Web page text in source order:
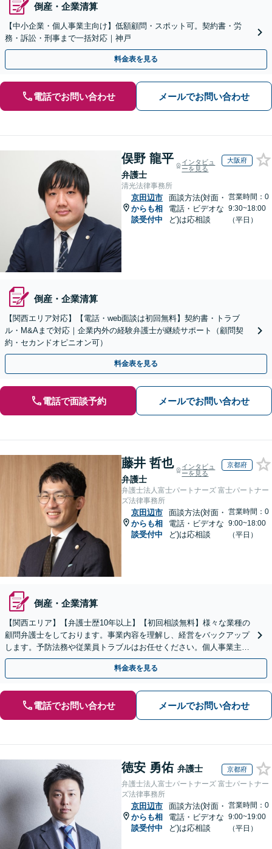
倒産・企業清算
【中小企業・個人事業主向け】低額顧問・スポット可。契約書・労
務・訴訟・刑事まで一括対応｜神戸
料金表を見る
電話でお問い合わせ メールでお問い合わせ
俣野 龍平
弁護士
インタビュ
ーを見る
大阪府
清光法律事務所
京田辺市
からも相
談受付中
面談方法(対面・
電話・ビデオな
ど)は応相談
営業時間：0
9:30~18:00
（平日）
倒産・企業清算
【関西エリア対応】【電話・web面談は初回無料】契約書・トラブ
ル・M&Aまで対応｜企業内外の経験弁護士が継続サポート（顧問契
約・セカンドオピニオン可）
料金表を見る
電話で面談予約 メールでお問い合わせ
藤井 哲也
弁護士
インタビュ
ーを見る
京都府
弁護士法人富士パートナーズ 富士パートナー
ズ法律事務所
京田辺市
からも相
談受付中
面談方法(対面・
電話・ビデオな
ど)は応相談
営業時間：0
9:00~18:00
（平日）
倒産・企業清算
【関西エリア】【弁護士歴10年以上】【初回相談無料】様々な業種の
顧問弁護士をしております。事業内容を理解し、経営をバックアップ
します。予防法務や従業員トラブルはお任せください。個人事業主か
らのご相談も可【休日・夜間相談可】
料金表を見る
電話でお問い合わせ メールでお問い合わせ
徳安 勇佑 弁護士 京都府
弁護士法人富士パートナーズ 富士パートナー
ズ法律事務所
京田辺市
からも相
談受付中
面談方法(対面・
電話・ビデオな
ど)は応相談
営業時間：0
9:00~19:00
（平日）